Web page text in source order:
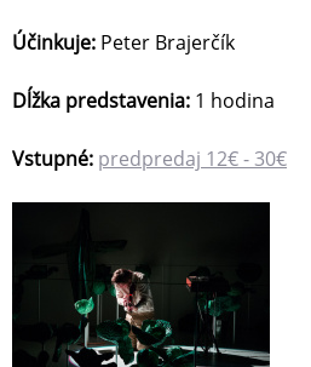
Účinkuje: Peter Brajerčík
Dĺžka predstavenia: 1 hodina
Vstupné: predpredaj 12€ - 30€